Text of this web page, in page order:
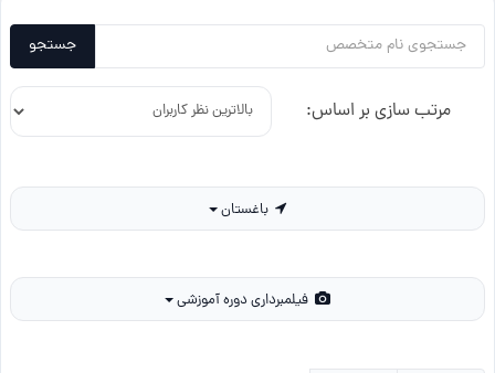
جستجو
مرتب سازی بر اساس: